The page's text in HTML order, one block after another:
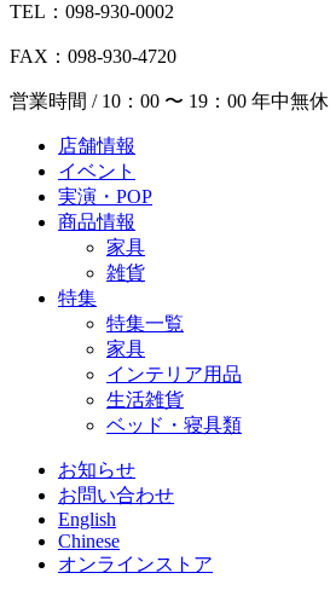
TEL：098-930-0002
FAX：098-930-4720
営業時間 / 10：00 〜 19：00 年中無休
店舗情報
イベント
実演・POP
商品情報
家具
雑貨
特集
特集一覧
家具
インテリア用品
生活雑貨
ベッド・寝具類
お知らせ
お問い合わせ
English
Chinese
オンラインストア